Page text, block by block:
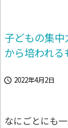
子どもの集
から培われる
 2022年4月2日
なにごとにも